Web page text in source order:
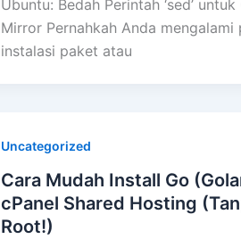
Ubuntu: Bedah Perintah ‘sed’ untuk
Mirror Pernahkah Anda mengalami
instalasi paket atau
Uncategorized
Cara Mudah Install Go
cPanel Shared Hosting
Root!)